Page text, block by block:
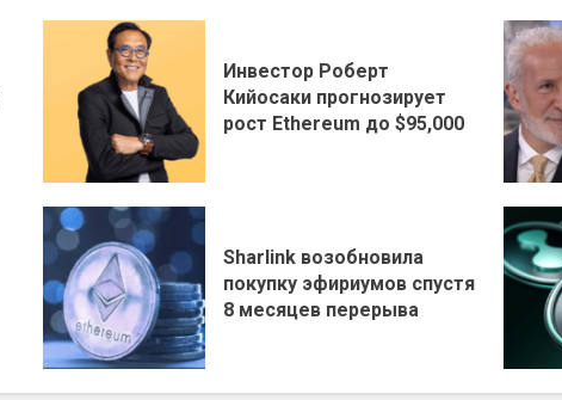
Инвестор Роберт
Кийосаки прогнозирует
рост Ethereum до $95,000
Sharlink возобновила
покупку эфириумов спустя
8 месяцев перерыва